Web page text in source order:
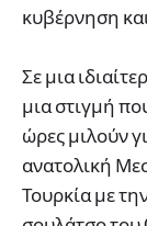
κυβέρνηση
Σε μια
μια στιγμή
ώρες μιλούν
ανατολική
Τουρκία με